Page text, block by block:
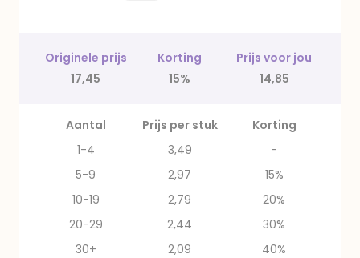
Originele prijs Korting
Prijs voor jou
17,45
15% 14,85
Aantal Prijs per stuk
Korting
1-4
3,49
-
5-9
2,97
15%
10-19
2,79
20%
20-29
2,44
30%
30+
2,09 40%